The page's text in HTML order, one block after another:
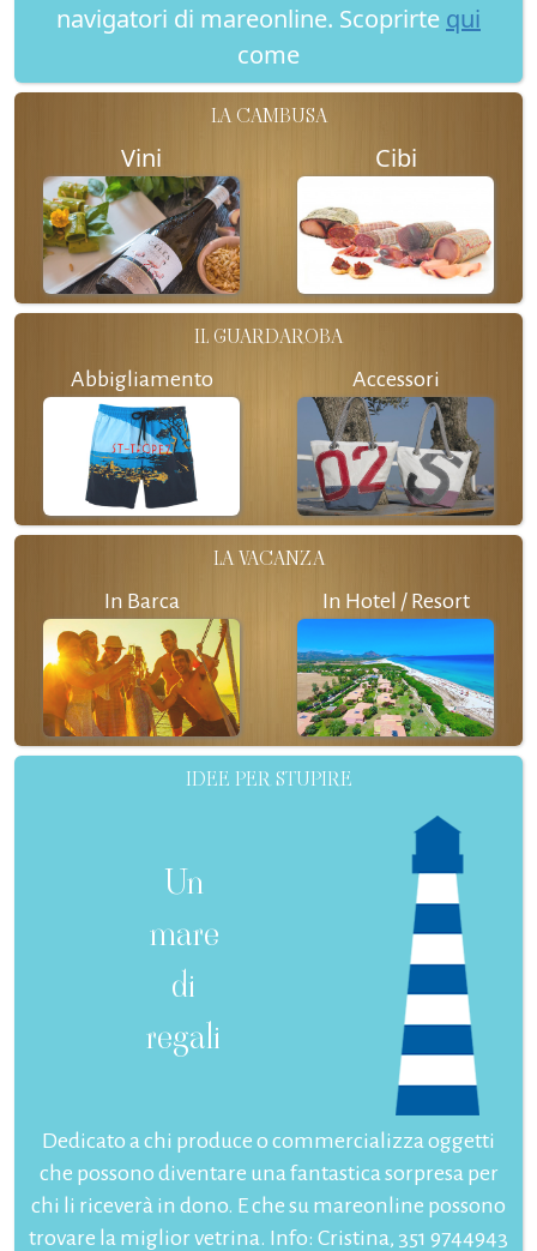
navigatori di mareonline. Scoprirte qui
come
LA CAMBUSA
Vini Cibi
IL GUARDAROBA
Abbigliamento Accessori
LA VACANZA
In Barca In Hotel / Resort
IDEE PER STUPIRE
Un
mare
di
regali
Dedicato a chi produce o commercializza oggetti
che possono diventare una fantastica sorpresa per
chi li riceverà in dono. E che su mareonline possono
trovare la miglior vetrina. Info: Cristina, 351 9744943